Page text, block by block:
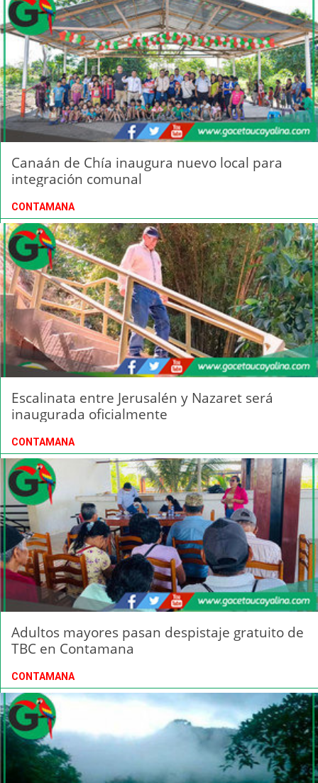
Canaán de Chía inaugura nuevo local para
integración comunal
CONTAMANA
Escalinata entre Jerusalén y Nazaret será
inaugurada oficialmente
CONTAMANA
Adultos mayores pasan despistaje gratuito de
TBC en Contamana
CONTAMANA